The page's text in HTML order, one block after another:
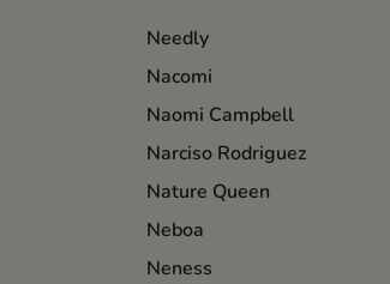
Needly
Nacomi
Naomi Campbell
Narciso Rodriguez
Nature Queen
Neboa
Neness